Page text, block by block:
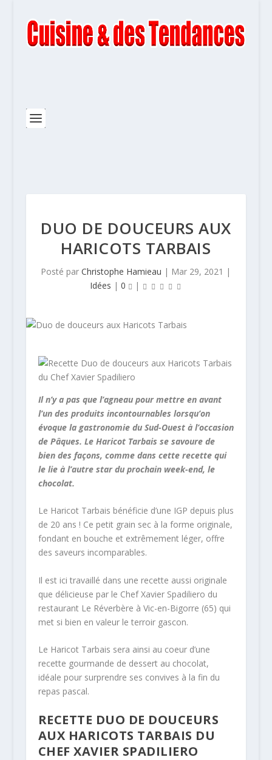
DUO DE DOUCEURS AUX
HARICOTS TARBAIS
Posté parChristophe Hamieau | Mar 29, 2021 |
Idées | 0 |
Il n’y a pas que l’agneau pour mettre en avant
l’un des produits incontournables lorsqu’on
évoque la gastronomie du Sud-Ouest à l’occasion
de Pâques. Le Haricot Tarbais se savoure de
bien des façons, comme dans cette recette qui
le lie à l’autre star du prochain week-end, le
chocolat.
Le Haricot Tarbais bénéficie d’une IGP depuis plus
de 20 ans ! Ce petit grain sec à la forme originale,
fondant en bouche et extrêmement léger, offre
des saveurs incomparables.
Il est ici travaillé dans une recette aussi originale
que délicieuse par le Chef Xavier Spadiliero du
restaurant Le Réverbère à Vic-en-Bigorre (65) qui
met si bien en valeur le terroir gascon.
Le Haricot Tarbais sera ainsi au coeur d’une
recette gourmande de dessert au chocolat,
idéale pour surprendre ses convives à la fin du
repas pascal.
RECETTE DUO DE DOUCEURS
AUX HARICOTS TARBAIS DU
CHEF XAVIER SPADILIERO